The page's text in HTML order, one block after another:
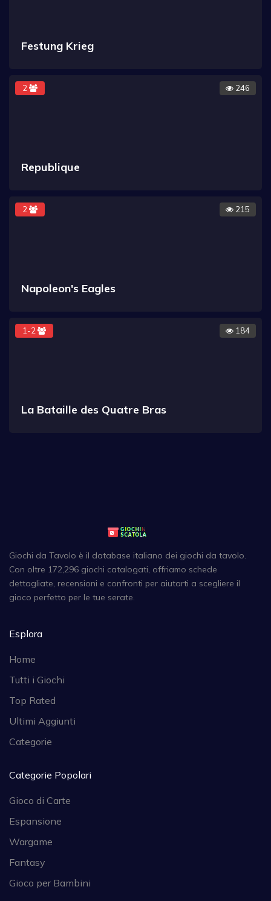
Festung Krieg
2 246
Republique
2 215
Napoleon's Eagles
1-2 184
La Bataille des Quatre Bras
Giochi da Tavolo è il database italiano dei giochi da tavolo.
Con oltre 172,296 giochi catalogati, offriamo schede
dettagliate, recensioni e confronti per aiutarti a scegliere il
gioco perfetto per le tue serate.
Esplora
Home
Tutti i Giochi
Top Rated
Ultimi Aggiunti
Categorie
Categorie Popolari
Gioco di Carte
Espansione
Wargame
Fantasy
Gioco per Bambini